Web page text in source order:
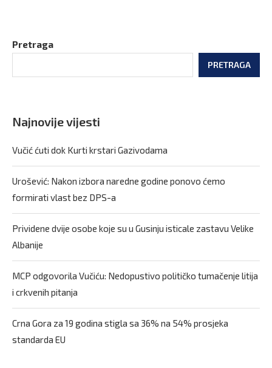
Pretraga
PRETRAGA
Najnovije vijesti
Vučić ćuti dok Kurti krstari Gazivodama
Urošević: Nakon izbora naredne godine ponovo ćemo
formirati vlast bez DPS-a
Prividene dvije osobe koje su u Gusinju isticale zastavu Velike
Albanije
MCP odgovorila Vučiću: Nedopustivo političko tumačenje litija
i crkvenih pitanja
Crna Gora za 19 godina stigla sa 36% na 54% prosjeka
standarda EU